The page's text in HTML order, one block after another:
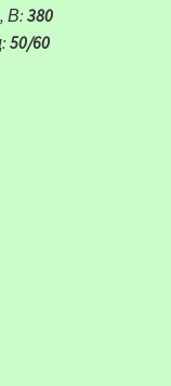
В: 380
50/60